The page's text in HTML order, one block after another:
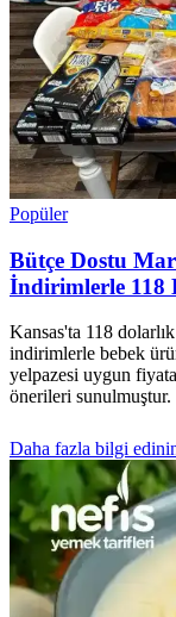
Popüler
Bütçe Dostu
İndirimlerle 118
Kansas'ta 118
indirimlerle bebek
yelpazesi uygun
önerileri sunulmuştur.
Daha fazla bilgi